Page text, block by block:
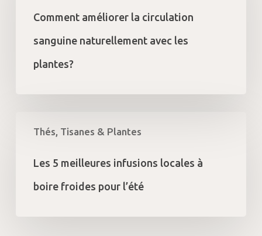
naturellement
avec
plantes?
Comment améliorer la circulation
sanguine naturellement avec les
plantes?
Thés, Tisanes & Plantes
infusions
Les 5 meilleures infusions locales à
boire froides pour l’été